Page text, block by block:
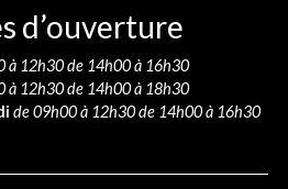
d’ouverture
à 12h30 de 14h00 à 16h30
à 12h30 de 14h00 à 18h30
de 09h00 à 12h30 de 14h00 à 16h30